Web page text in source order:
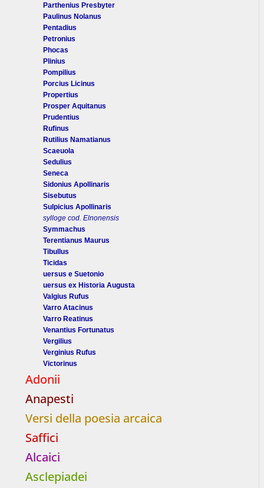
Parthenius Presbyter
Paulinus Nolanus
Pentadius
Petronius
Phocas
Plinius
Pompilius
Porcius Licinus
Propertius
Prosper Aquitanus
Prudentius
Rufinus
Rutilius Namatianus
Scaeuola
Sedulius
Seneca
Sidonius Apollinaris
Sisebutus
Sulpicius Apollinaris
sylloge cod. Elnonensis
Symmachus
Terentianus Maurus
Tibullus
Ticidas
uersus e Suetonio
uersus ex Historia Augusta
Valgius Rufus
Varro Atacinus
Varro Reatinus
Venantius Fortunatus
Vergilius
Verginius Rufus
Victorinus
Adonii
Anapesti
Versi della poesia arcaica
Saffici
Alcaici
Asclepiadei